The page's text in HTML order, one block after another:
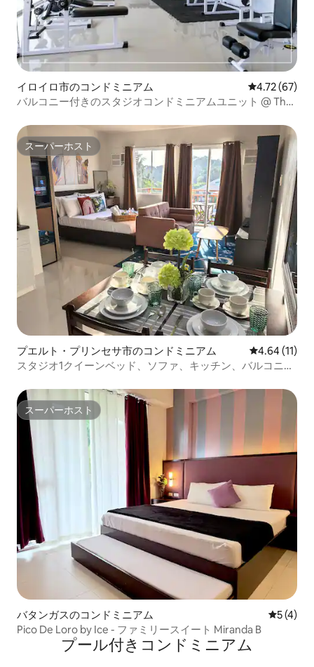
イロイロ市のコンドミニアム レビュー67
4.72 (67)
バルコニー付きのスタジオコンドミニアムユニット @ Tha
スーパーホスト
スーパーホスト
プエルト・プリンセサ市のコンドミニアム レビュー11
4.64 (11)
スタジオ1クイーンベッド、ソファ、キッチン、バルコニ
スーパーホスト
スーパーホスト
バタンガスのコンドミニアム レビュー
5 (4)
Pico De Loro by Ice - ファミリースイート Miranda B
プール付きコンドミニアム